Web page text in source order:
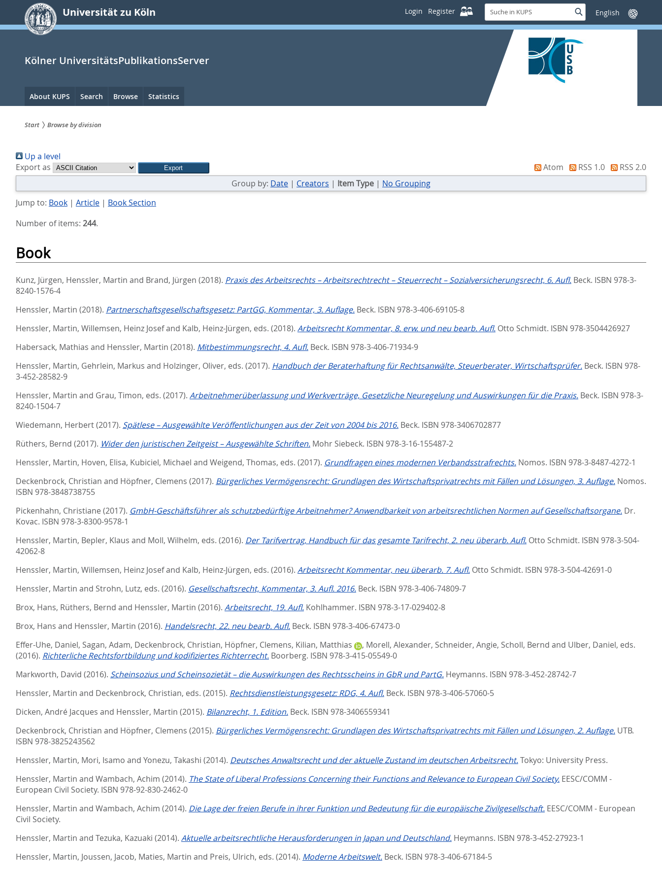
springen
Universität zu Köln Login Register
Suche
in
KUPS
SucheSprache
wechseln
Kölner UniversitätsPublikationsServer
Hauptnavigation
About KUPS Search Browse Statistics
sind
hier:
Start Browse by division
Up a level
Export as
Atom RSS 1.0
RSS 2.0
Group by: Date | Creators | Item Type | No Grouping
Jump to: Book| Article| Book Section
Number of items: 244.
Book
Kunz, Jürgen, Henssler, Martin and Brand, Jürgen (2018). Praxis des Arbeitsrechts – Arbeitsrechtrecht – Steuerrecht – Sozialversicherungsrecht, 6. Aufl. Beck. ISBN 978-3-
8240-1576-4
Henssler, Martin (2018). Partnerschaftsgesellschaftsgesetz: PartGG, Kommentar, 3. Auflage. Beck. ISBN 978-3-406-69105-8
Henssler, Martin, Willemsen, Heinz Josefand Kalb, Heinz-Jürgen, eds. (2018). Arbeitsrecht Kommentar, 8. erw. und neu bearb. Aufl. Otto Schmidt. ISBN 978-3504426927
Habersack, Mathias and Henssler, Martin (2018). Mitbestimmungsrecht, 4. Aufl. Beck. ISBN 978-3-406-71934-9
Henssler, Martin, Gehrlein, Markus and Holzinger, Oliver, eds. (2017). Handbuch der Beraterhaftung für Rechtsanwälte, Steuerberater, Wirtschaftsprüfer. Beck. ISBN 978-
3-452-28582-9
Henssler, Martin and Grau, Timon, eds. (2017). Arbeitnehmerüberlassung und Werkverträge, Gesetzliche Neuregelung und Auswirkungen für die Praxis. Beck. ISBN 978-3-
8240-1504-7
Wiedemann, Herbert(2017). Spätlese – Ausgewählte Veröffentlichungen aus der Zeit von 2004 bis 2016. Beck. ISBN 978-3406702877
Rüthers, Bernd (2017). Wider den juristischen Zeitgeist – Ausgewählte Schriften. Mohr Siebeck. ISBN 978-3-16-155487-2
Henssler, Martin, Hoven, Elisa, Kubiciel, Michael and Weigend, Thomas, eds. (2017). Grundfragen eines modernen Verbandsstrafrechts. Nomos. ISBN 978-3-8487-4272-1
Deckenbrock, Christian and Höpfner, Clemens (2017). Bürgerliches Vermögensrecht: Grundlagen des Wirtschaftsprivatrechts mit Fällen und Lösungen, 3. Auflage. Nomos.
ISBN 978-3848738755
Pickenhahn, Christiane (2017). GmbH-Geschäftsführer als schutzbedürftige Arbeitnehmer? Anwendbarkeit von arbeitsrechtlichen Normen auf Gesellschaftsorgane. Dr.
Kovac. ISBN 978-3-8300-9578-1
Henssler, Martin, Bepler, Klaus and Moll, Wilhelm, eds. (2016). Der Tarifvertrag, Handbuch für das gesamte Tarifrecht, 2. neu überarb. Aufl. Otto Schmidt. ISBN 978-3-504-
42062-8
Henssler, Martin, Willemsen, Heinz Josefand Kalb, Heinz-Jürgen, eds. (2016). Arbeitsrecht Kommentar, neu überarb. 7. Aufl. Otto Schmidt. ISBN 978-3-504-42691-0
Henssler, Martin and Strohn, Lutz, eds. (2016). Gesellschaftsrecht, Kommentar, 3. Aufl. 2016. Beck. ISBN 978-3-406-74809-7
Brox, Hans, Rüthers, Bernd and Henssler, Martin (2016). Arbeitsrecht, 19. Aufl. Kohlhammer. ISBN 978-3-17-029402-8
Brox, Hans and Henssler, Martin (2016). Handelsrecht, 22. neu bearb. Aufl. Beck. ISBN 978-3-406-67473-0
Effer-Uhe, Daniel, Sagan, Adam, Deckenbrock, Christian, Höpfner, Clemens, Kilian, Matthias , Morell, Alexander, Schneider, Angie, Scholl, Bernd and Ulber, Daniel, eds.
(2016). Richterliche Rechtsfortbildung und kodifiziertes Richterrecht. Boorberg. ISBN 978-3-415-05549-0
Markworth, David (2016). Scheinsozius und Scheinsozietät – die Auswirkungen des Rechtsscheins in GbR und PartG. Heymanns. ISBN 978-3-452-28742-7
Henssler, Martin and Deckenbrock, Christian, eds. (2015). Rechtsdienstleistungsgesetz: RDG, 4. Aufl. Beck. ISBN 978-3-406-57060-5
Dicken, André Jacques and Henssler, Martin (2015). Bilanzrecht, 1. Edition. Beck. ISBN 978-3406559341
Deckenbrock, Christian and Höpfner, Clemens (2015). Bürgerliches Vermögensrecht: Grundlagen des Wirtschaftsprivatrechts mit Fällen und Lösungen, 2. Auflage. UTB.
ISBN 978-3825243562
Henssler, Martin, Mori, Isamo and Yonezu, Takashi (2014). Deutsches Anwaltsrecht und der aktuelle Zustand im deutschen Arbeitsrecht.Tokyo: University Press.
Henssler, Martin and Wambach, Achim (2014). The State of Liberal Professions Concerning their Functions and Relevance to European Civil Society. EESC/COMM -
European Civil Society. ISBN 978-92-830-2462-0
Henssler, Martin and Wambach, Achim (2014). Die Lage der freien Berufe in ihrer Funktion und Bedeutung für die europäische Zivilgesellschaft. EESC/COMM - European
Civil Society.
Henssler, Martin and Tezuka, Kazuaki (2014). Aktuelle arbeitsrechtliche Herausforderungen in Japan und Deutschland. Heymanns. ISBN 978-3-452-27923-1
Henssler, Martin, Joussen, Jacob, Maties, Martin and Preis, Ulrich, eds. (2014). Moderne Arbeitswelt. Beck. ISBN 978-3-406-67184-5